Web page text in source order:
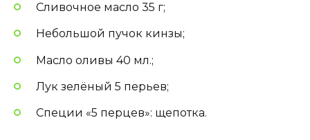
Сливочное масло 35 г;
Небольшой пучок кинзы;
Масло оливы 40 мл.;
Лук зелёный 5 перьев;
Специи «5 перцев»: щепотка.